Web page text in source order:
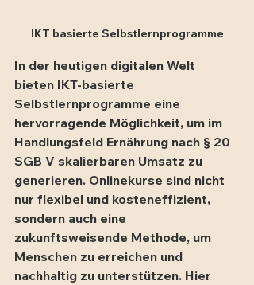
IKT basierte Selbstlernprogramme
In der heutigen digitalen Welt
bieten IKT-basierte
Selbstlernprogramme eine
hervorragende Möglichkeit, um im
Handlungsfeld Ernährung nach § 20
SGB V skalierbaren Umsatz zu
generieren. Onlinekurse sind nicht
nur flexibel und kosteneffizient,
sondern auch eine
zukunftsweisende Methode, um
Menschen zu erreichen und
nachhaltig zu unterstützen. Hier